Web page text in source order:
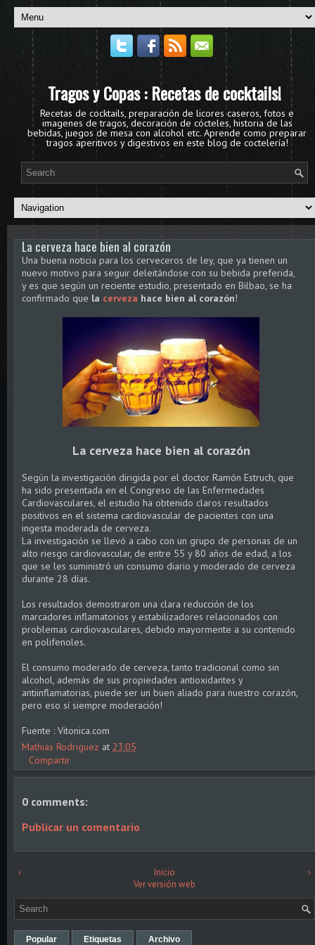
Tragos y Copas : Recetas de cocktails!
Recetas de cocktails, preparación de licores caseros, fotos e
imagenes de tragos, decoración de cócteles, historia de las
bebidas, juegos de mesa con alcohol etc. Aprende como preparar
tragos aperitivos y digestivos en este blog de coctelería!
La cerveza hace bien al corazón
Una buena noticia para los cerveceros de ley, que ya tienen un
nuevo motivo para seguir deleitándose con su bebida preferida,
y es que según un reciente estudio, presentado en Bilbao, se ha
confirmado que la cerveza hace bien al corazón!
La cerveza hace bien al corazón
Según la investigación dirigida por el doctor Ramón Estruch, que
ha sido presentada en el Congreso de las Enfermedades
Cardiovasculares, el estudio ha obtenido claros resultados
positivos en el sistema cardiovascular de pacientes con una
ingesta moderada de cerveza.
La investigación se llevó a cabo con un grupo de personas de un
alto riesgo cardiovascular, de entre 55 y 80 años de edad, a los
que se les suministró un consumo diario y moderado de cerveza
durante 28 días.
Los resultados demostraron una clara reducción de los
marcadores inflamatorios y estabilizadores relacionados con
problemas cardiovasculares, debido mayormente a su contenido
en polifenoles.
El consumo moderado de cerveza, tanto tradicional como sin
alcohol, además de sus propiedades antioxidantes y
antiinflamatorias, puede ser un buen aliado para nuestro corazón,
pero eso sí siempre moderación!
Fuente : Vitonica.com
Mathias Rodriguez at 23:05
Compartir
0 comments:
Publicar un comentario
‹ ›
Inicio
Ver versión web
Popular Etiquetas Archivo